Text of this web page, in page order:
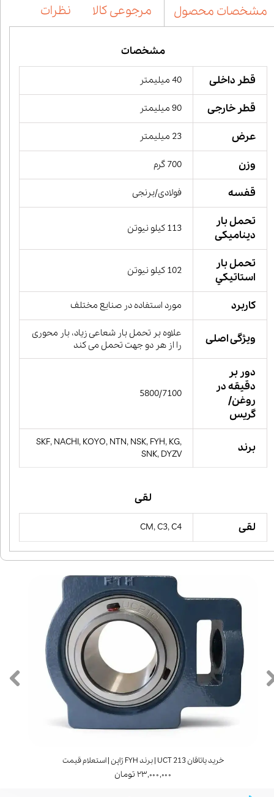
مشخصات محصول مرجوعی کالا نظرات
مشخصات
قطر داخلی 40 میلیمتر
قطر خارجی 90 میلیمتر
عرض 23 میلیمتر
وزن 700 گرم
قفسه فولادی/برنجی
تحمل بار
دینامیکی
113 کیلو نیوتن
تحمل بار
استاتيكي
102 کیلو نیوتن
کاربرد مورد استفاده در صنایع مختلف
ویژگی اصلی
علاوه بر تحمل بار شعاعی زیاد، بار محوری
را از هر دو جهت تحمل می کند
دور بر
دقیقه در
روغن/
گریس
5800/7100
برند
SKF, NACHI, KOYO, NTN, NSK, FYH, KG,
SNK, DYZV
لقی
لقی CM, C3, C4
خرید یاتاقان UCT 213 | برند FYH ژاپن | استعلام قیمت
۲۳,۰۰۰,۰۰۰ تومان